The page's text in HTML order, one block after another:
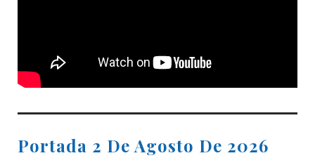
Portada 2 De Agosto De 2026